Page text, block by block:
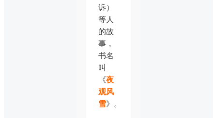
诉）
等人
的故
事，
书名
叫
《夜
观风
雪》。